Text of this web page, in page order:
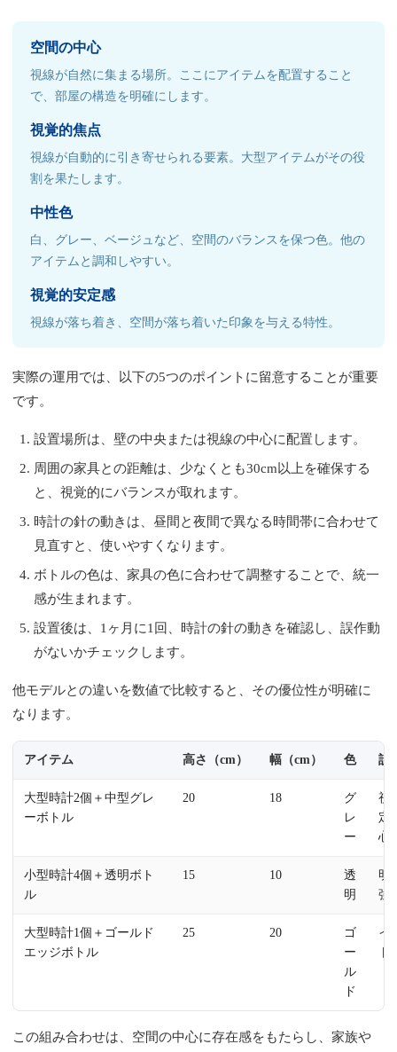
空間の中心
視線が自然に集まる場所。ここにアイテムを配置すること
で、部屋の構造を明確にします。
視覚的焦点
視線が自動的に引き寄せられる要素。大型アイテムがその役
割を果たします。
中性色
白、グレー、ベージュなど、空間のバランスを保つ色。他の
アイテムと調和しやすい。
視覚的安定感
視線が落ち着き、空間が落ち着いた印象を与える特性。
実際の運用では、以下の5つのポイントに留意することが重要
です。
設置場所は、壁の中央または視線の中心に配置します。
周囲の家具との距離は、少なくとも30cm以上を確保する
と、視覚的にバランスが取れます。
時計の針の動きは、昼間と夜間で異なる時間帯に合わせて
見直すと、使いやすくなります。
ボトルの色は、家具の色に合わせて調整することで、統一
感が生まれます。
設置後は、1ヶ月に1回、時計の針の動きを確認し、誤作動
がないかチェックします。
他モデルとの違いを数値で比較すると、その優位性が明確に
なります。
アイテム 高さ（cm） 幅（cm） 色 設
大型時計2個＋中型グレ
ーボトル
20 18
グ
レ
ー
視
定
心
小型時計4個＋透明ボト
ル
15 10
透
明
明
強
大型時計1個＋ゴールド
エッジボトル
25 20
ゴ
ー
ル
ド
イ
この組み合わせは、空間の中心に存在感をもたらし、家族や